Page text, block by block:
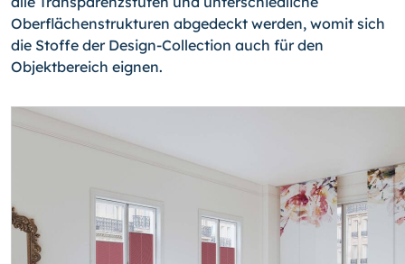
Oberflächenstrukturen abgedeckt werden, womit sich
die Stoffe der Design-Collection auch für den
Objektbereich eignen.